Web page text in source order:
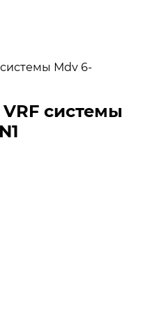
Mdv 6-
системы